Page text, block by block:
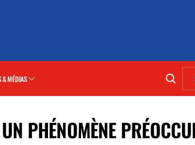
& MÉDIAS
PHÉNOMÈNE